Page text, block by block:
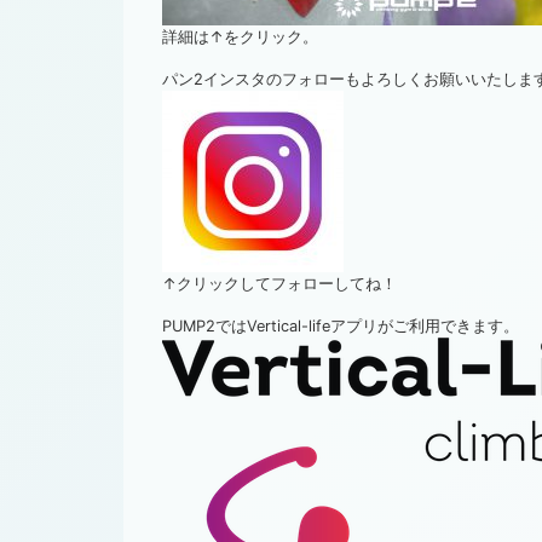
詳細は↑をクリック。
パン2インスタのフォローもよろしくお願いいたしま
↑クリックしてフォローしてね！
PUMP2ではVertical-lifeアプリがご利用できます。